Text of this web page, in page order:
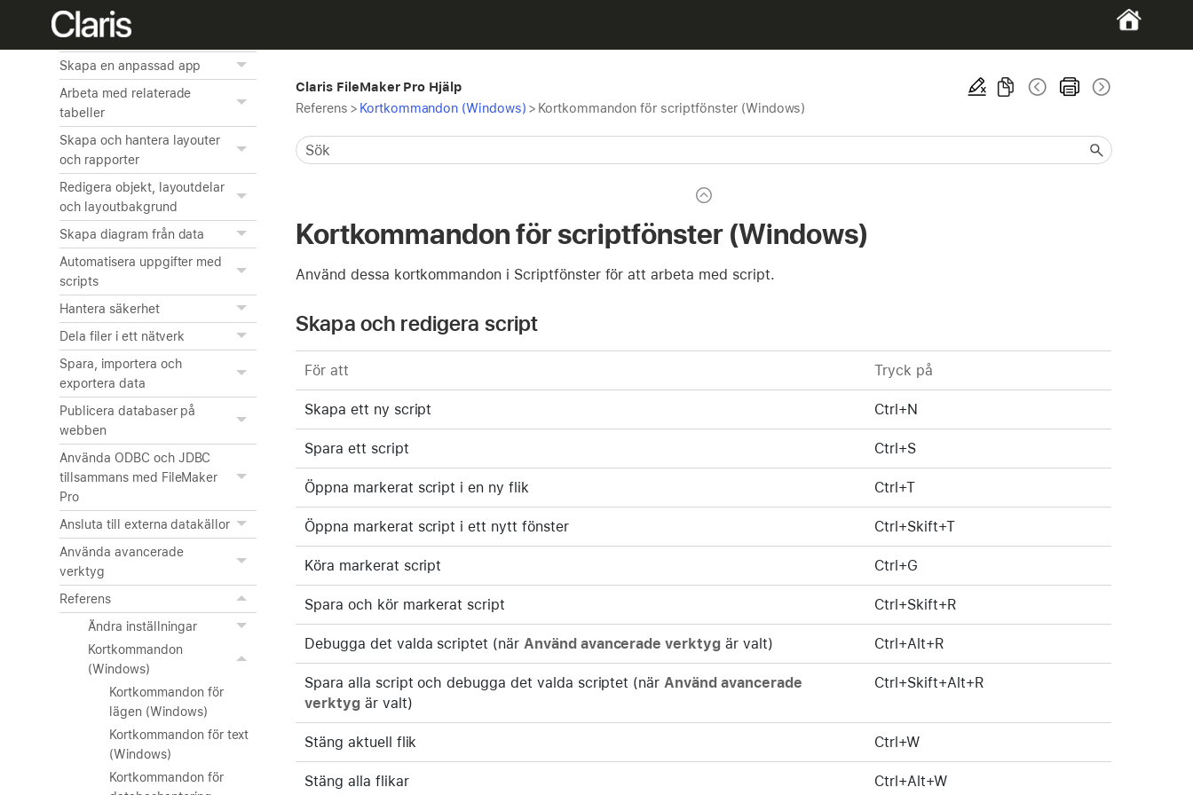
Granska och skriva ut
information
Skapa en anpassad app
Arbeta med relaterade
tabeller
Skapa och hantera layouter
och rapporter
Redigera objekt, layoutdelar
och layoutbakgrund
Skapa diagram från data
Automatisera uppgifter med
scripts
Hantera säkerhet
Dela filer i ett nätverk
Spara, importera och
exportera data
Publicera databaser på
webben
Använda ODBC och JDBC
tillsammans med FileMaker
Pro
Ansluta till externa datakällor
Använda avancerade
verktyg
Referens
Ändra inställningar
Kortkommandon
(Windows)
Kortkommandon för
lägen (Windows)
Kortkommandon för text
(Windows)
Kortkommandon för
Claris FileMaker Pro Hjälp
Referens > Kortkommandon (Windows) > Kortkommandon för scriptfönster (Windows)
Kortkommandon för scriptfönster (Windows)
Använd dessa kortkommandon i Scriptfönster för att arbeta med script.
Skapa och redigera script
För att Tryck på
Skapa ett ny script Ctrl+N
Spara ett script Ctrl+S
Öppna markerat script i en ny flik Ctrl+T
Öppna markerat script i ett nytt fönster Ctrl+Skift+T
Köra markerat script Ctrl+G
Spara och kör markerat script Ctrl+Skift+R
Debugga det valda scriptet (när Använd avancerade verktyg är valt) Ctrl+Alt+R
Spara alla script och debugga det valda scriptet (närAnvänd avancerade
verktygär valt)
Ctrl+Skift+Alt+R
Stäng aktuell flik Ctrl+W
Stäng alla flikar Ctrl+Alt+W